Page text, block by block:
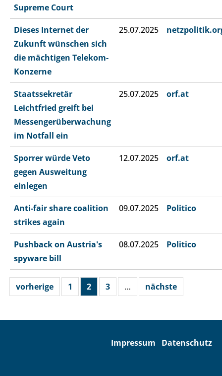
Supreme Court
Dieses Internet der
Zukunft wünschen sich
die mächtigen Telekom-
Konzerne
25.07.2025
Staatssekretär
Leichtfried greift bei
Messengerüberwachung
im Notfall ein
25.07.2025 orf.at
Sporrer würde Veto
gegen Ausweitung
einlegen
12.07.2025 orf.at
Anti-fair share coalition
strikes again
09.07.2025 Politico
Pushback on Austria's
spyware bill
08.07.2025 Politico
vorherige 1 2 3 … nächste
Impressum Datenschutz